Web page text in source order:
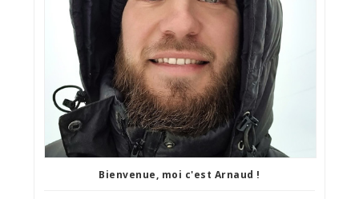
Bienvenue, moi c'est Arnaud !